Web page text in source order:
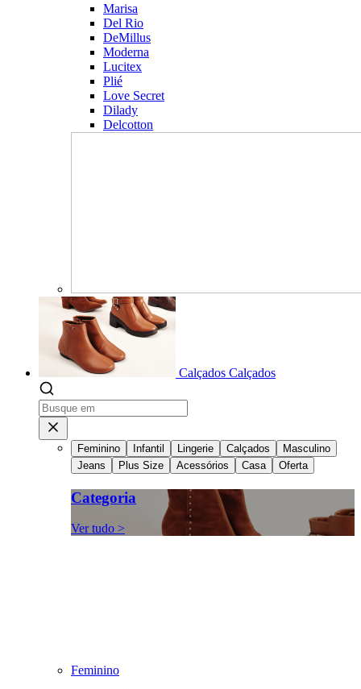
Marisa
Del Rio
DeMillus
Moderna
Lucitex
Plié
Love Secret
Dilady
Delcotton
Calçados Calçados
Feminino Infantil Lingerie Calçados
Masculino
Jeans
Plus Size Acessórios Casa Oferta
Categoria
Ver tudo >
Feminino